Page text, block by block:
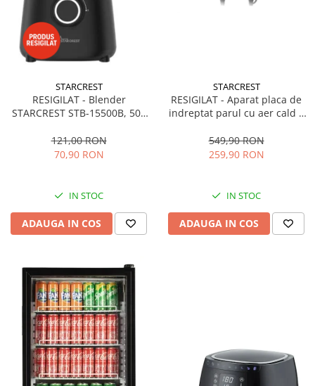
STARCREST
RESIGILAT - Blender
STARCREST STB-15500B, 500
Pulse, Negru
121,00 RON
70,90 RON
IN STOC
ADAUGA IN COS
STARCREST
RESIGILAT - Aparat placa de
indreptat parul cu aer cald 2
1300 W, Uscare si indreptare,
Afisaj LCD, Tehnologie cu ioni
549,90 RON
259,90 RON
IN STOC
ADAUGA IN COS